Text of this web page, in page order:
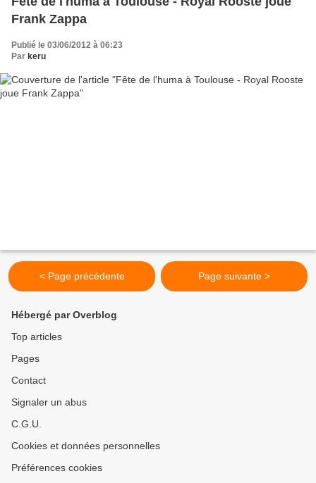
Frank Zappa
Publié le 03/06/2012 à 06:23
Par keru
< Page précédente Page suivante >
Hébergé par Overblog
Top articles
Pages
Contact
Signaler un abus
C.G.U.
Cookies et données personnelles
Préférences cookies